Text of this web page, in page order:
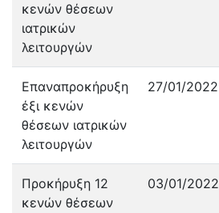
κενών θέσεων
ιατρικών
λειτουργών
Επαναπροκήρυξη
έξι κενών
θέσεων ιατρικών
λειτουργών
27/01/2022
Προκήρυξη 12
κενών θέσεων
03/01/2022